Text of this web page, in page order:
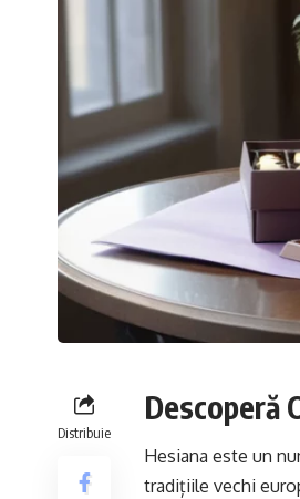
Distribuie
Descoperă
Hesiana este un
tradițiile vechi